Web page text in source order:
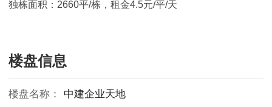
独栋面积：2660平/栋，租金4.5元/平/天
楼盘信息
楼盘名称： 中建企业天地